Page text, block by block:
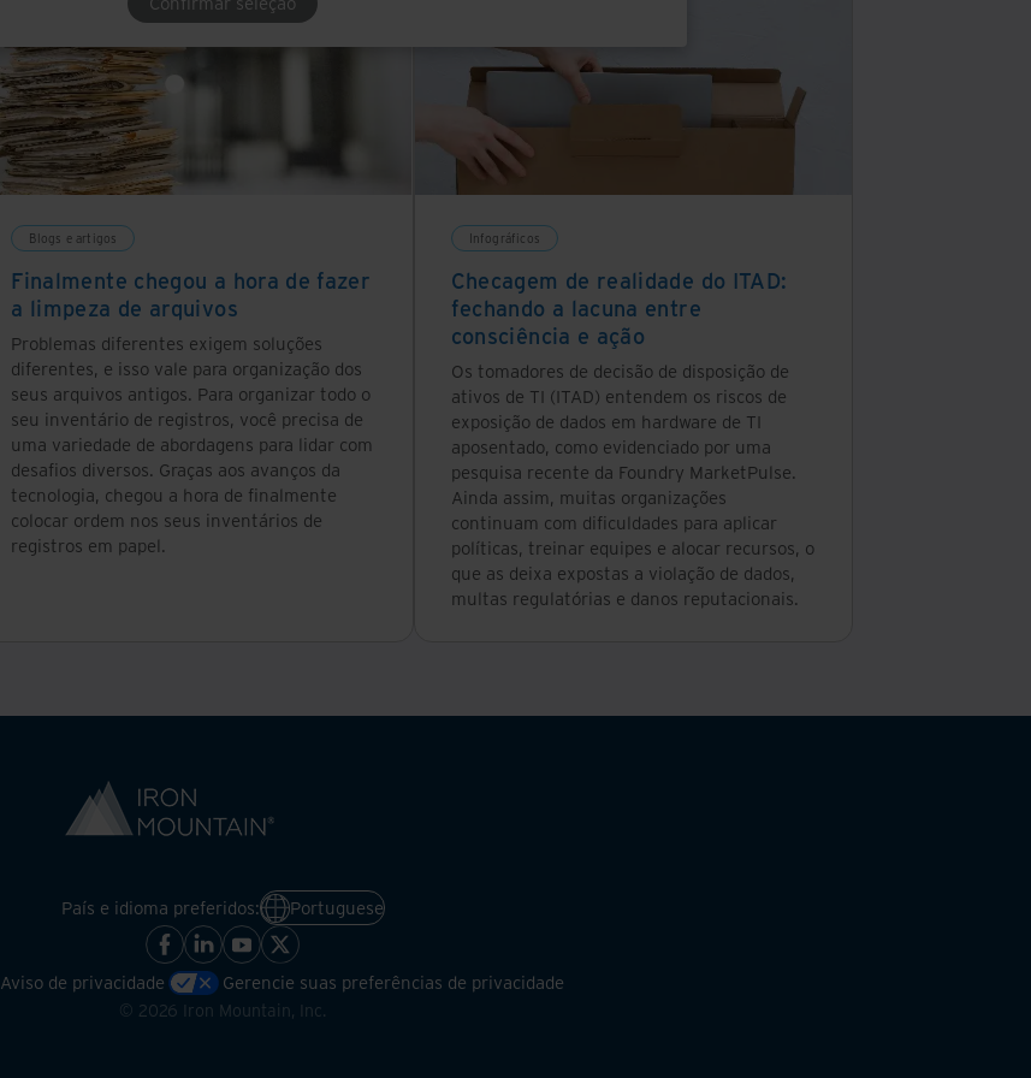
Blogs e artigos
Finalmente chegou a hora de fazer
a limpeza de arquivos
Problemas diferentes exigem soluções
diferentes, e isso vale para organização dos
seus arquivos antigos. Para organizar todo o
seu inventário de registros, você precisa de
uma variedade de abordagens para lidar com
desafios diversos. Graças aos avanços da
tecnologia, chegou a hora de finalmente
colocar ordem nos seus inventários de
registros em papel.
Infográficos
Checagem de realidade do ITAD:
fechando a lacuna entre
consciência e ação
Os tomadores de decisão de disposição de
ativos de TI (ITAD) entendem os riscos de
exposição de dados em hardware de TI
aposentado, como evidenciado por uma
pesquisa recente da Foundry MarketPulse.
Ainda assim, muitas organizações
continuam com dificuldades para aplicar
políticas, treinar equipes e alocar recursos, o
que as deixa expostas a violação de dados,
multas regulatórias e danos reputacionais.
País e idioma preferidos: Portuguese
Aviso de privacidade Gerencie suas preferências de privacidade
© 2026 Iron Mountain, Inc.